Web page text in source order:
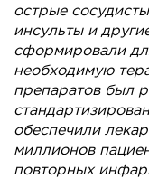
острые
инсульты и
сформировали
необходимую
препаратов был
обеспечили
миллионов
повторных